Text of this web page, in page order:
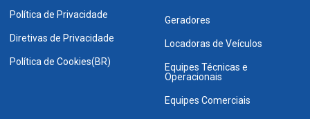
Política de Privacidade
Diretivas de Privacidade
Política de Cookies(BR)
Geradores
Locadoras de Veículos
Equipes Técnicas e
Operacionais
Equipes Comerciais